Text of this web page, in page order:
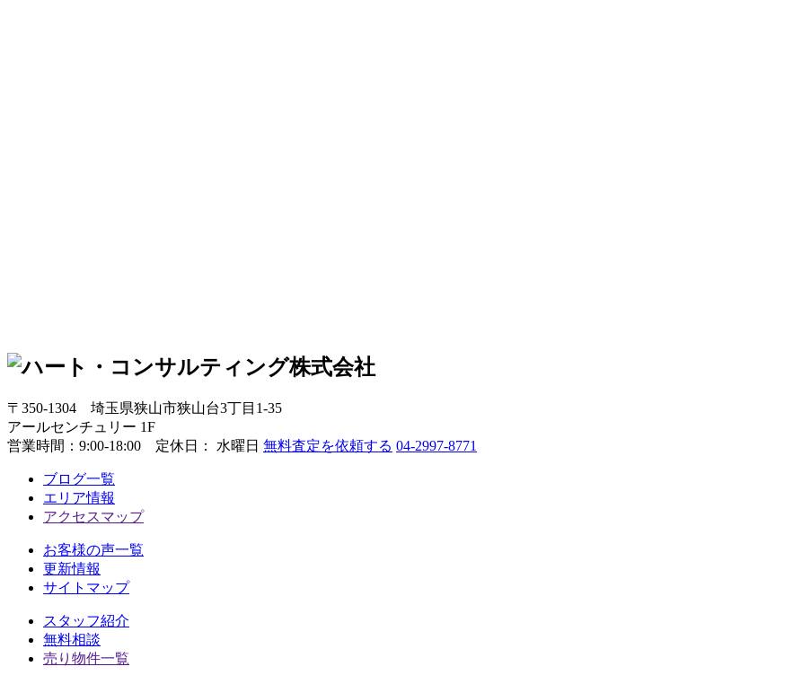
〒350-1304 埼玉県狭山市狭山台3丁目1-35
アールセンチュリー 1F
営業時間： 9:00-18:00 定休日： 水曜日 無料査定を依頼する 04-2997-8771
ブログ一覧
エリア情報
アクセスマップ
お客様の声一覧
更新情報
サイトマップ
スタッフ紹介
無料相談
売り物件一覧